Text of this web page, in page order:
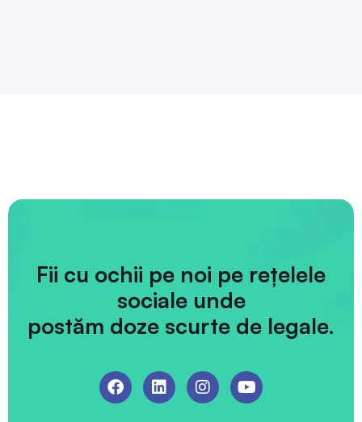
Fii cu ochii pe noi pe rețelele
sociale unde
postăm doze scurte de legale.